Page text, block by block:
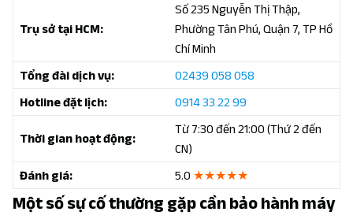
Trụ sở tại HCM:
Số 235 Nguyễn Thị Thập,
Phường Tân Phú, Quận 7, TP Hồ
Chí Minh
Tổng đài dịch vụ:
02439 058 058
Hotline đặt lịch:
0914 33 22 99
Thời gian hoạt động:
Từ 7:30 đến 21:00 (Thứ 2 đến
CN)
Đánh giá:
5.0 ★★★★★
Một số sự cố thường gặp cần bảo hành máy